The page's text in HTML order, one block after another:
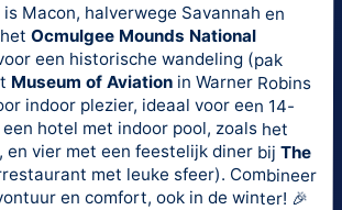
Macon, halverwege Savannah en
hetOcmulgee Mounds National
een historische wandeling (pak
Museum of Aviationin Warner Robins
indoor plezier, ideaal voor een 14-
hotel met indoor pool, zoals het
en vier met een feestelijk diner bij The
met leuke sfeer). Combineer
en comfort, ook in de winter! 🎉